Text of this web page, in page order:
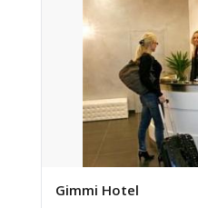
Gimmi Hotel